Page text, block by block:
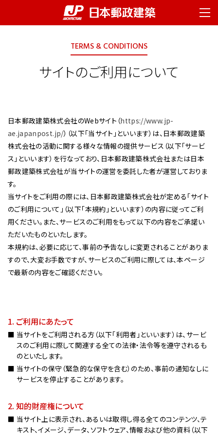
ページ内移動用のリンクです。
ヘッダーメニューへ移動します。
フッターメニューへ移動します。
ここからヘッダーメニューです。
社長挨拶
企業理念
沿革
SERVICES
サービス
企画構想支援
工事監理
維持管理
不動産サービス
OUR EXPERTISE
私たちの特色
日本全国に広がる拠点網
環境への配慮
PROJECTS
プロジェクト
2020年代
2010年代
FEATURE ARTICLES
特集記事
ヘッダーメニューはここまでです。
TERMS & CONDITIONS
サイトのご利用について
日本郵政建築株式会社のWebサイト（https://www.jp-
ae.japanpost.jp/）（以下「当サイト」といいます）は、日本郵政建築
株式会社の活動に関する様々な情報の提供サービス（以下「サービ
ス」といいます）を行なっており、日本郵政建築株式会社または日本
郵政建築株式会社が当サイトの運営を委託した者が運営しておりま
す。
当サイトをご利用の際には、日本郵政建築株式会社が定める「サイト
のご利用について」（以下「本規約」といいます）の内容に従ってご利
用ください。また、サービスのご利用をもって以下の内容をご承諾い
ただいたものといたします。
本規約は、必要に応じて、事前の予告なしに変更されることがありま
すので、大変お手数ですが、サービスのご利用に際しては、本ページ
で最新の内容をご確認ください。
1. ご利用にあたって
当サイトをご利用される方（以下「利用者」といいます）は、サービ
スのご利用に際して関連する全ての法律・法令等を遵守されるも
のといたします。
当サイトの保守（緊急的な保守を含む）のため、事前の通知なしに
サービスを停止することがあります。
2. 知的財産権について
当サイト上に表示され、あるいは取得し得る全てのコンテンツ、テ
キスト、イメージ、データ、ソフトウェア、情報および他の資料（以下